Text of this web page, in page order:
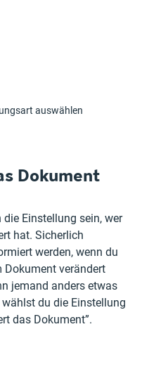
auswählen
Dokument
Einstellung sein, wer
hat. Sicherlich
werden, wenn du
Dokument verändert
jemand anders etwas
du die Einstellung
das Dokument”.